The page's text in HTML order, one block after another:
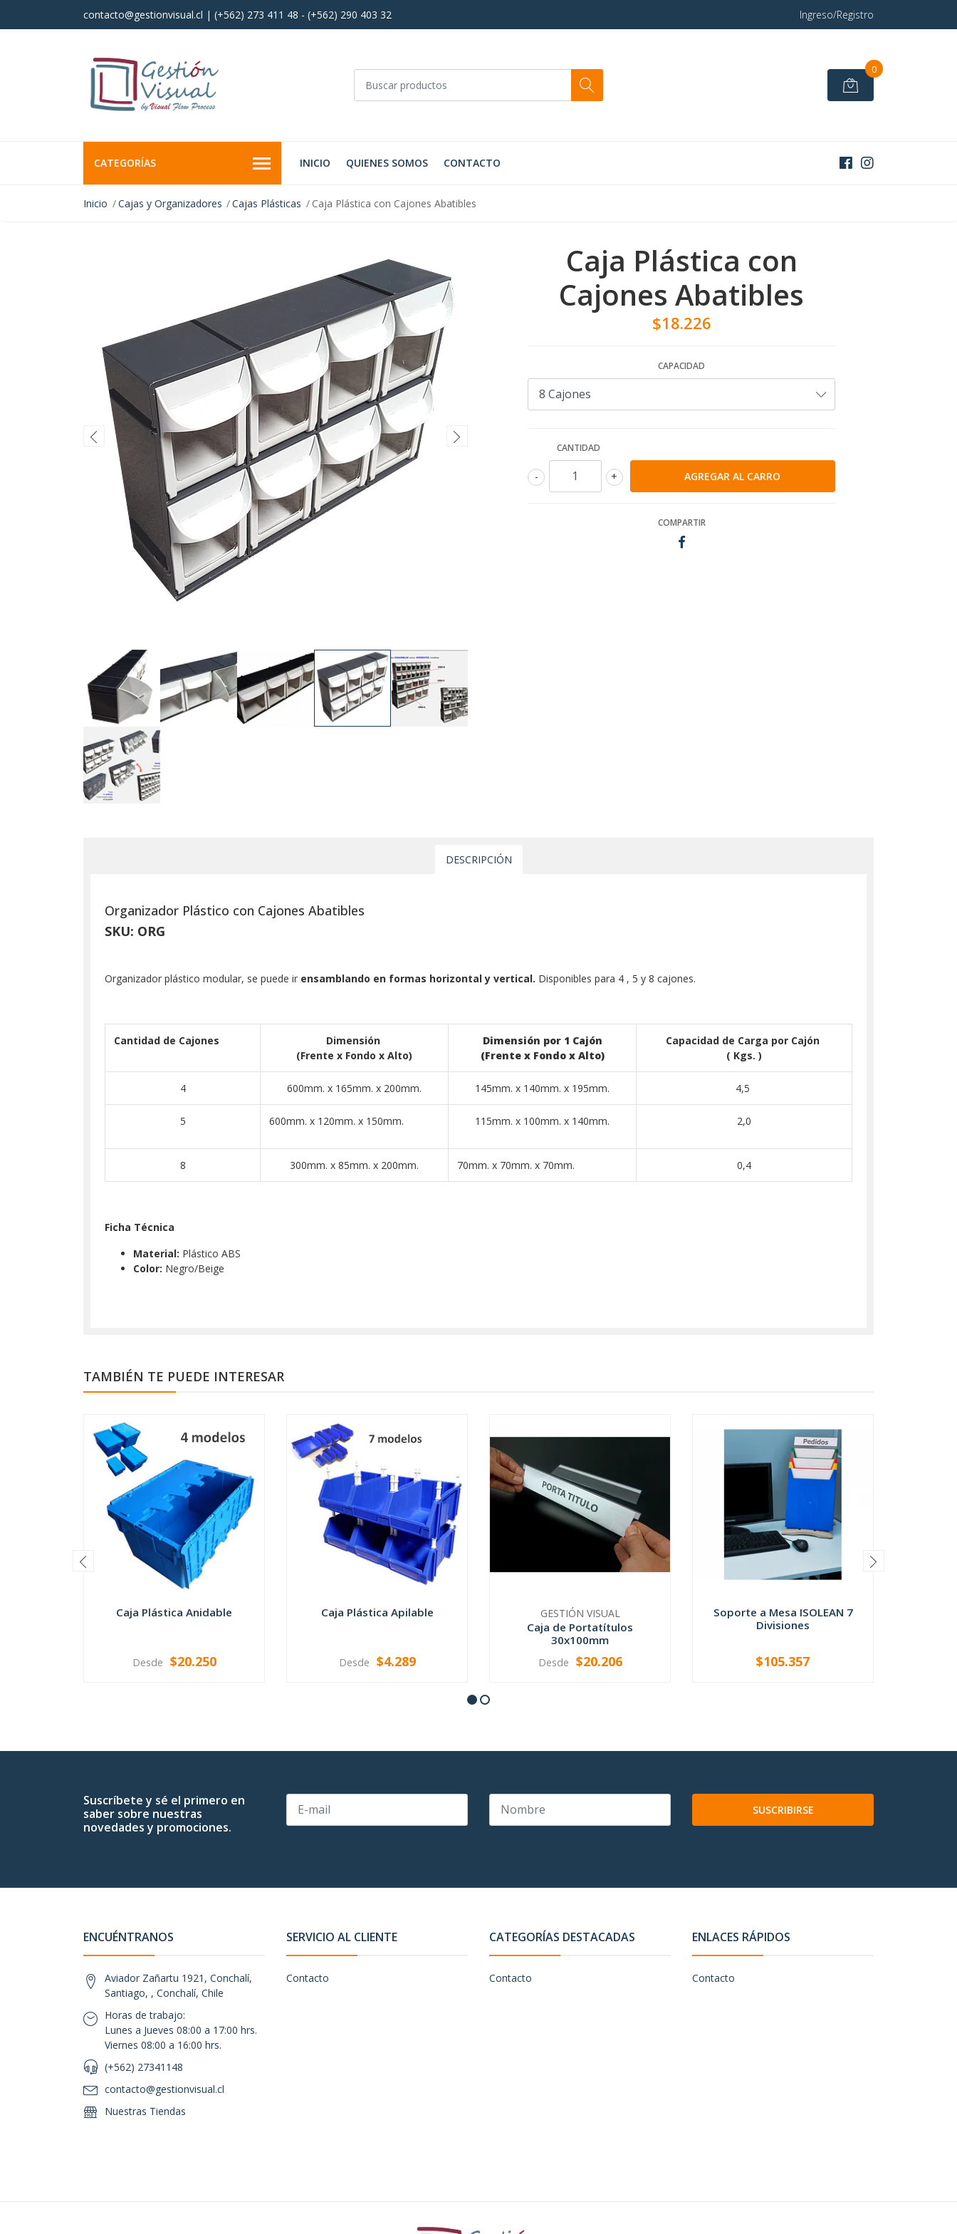
contacto@gestionvisual.cl | (+562) 273 411 48 - (+562) 290 403 32 Ingreso/Registro
0
CATEGORÍAS INICIO QUIENES SOMOS CONTACTO
Inicio Cajas y Organizadores Cajas Plásticas Caja Plástica con Cajones Abatibles
Caja Plástica con
Cajones Abatibles
$18.226
CAPACIDAD
CANTIDAD
+
-
COMPARTIR
DESCRIPCIÓN
Organizador Plástico con Cajones Abatibles
SKU: ORG
Organizador plástico modular, se puede ir ensamblando en formas horizontal y vertical. Disponibles para 4 , 5 y 8 cajones.
Cantidad de Cajones
Dimensión
(Frente x Fondo x Alto)
Dimensión por 1 Cajón
(Frente x Fondo x Alto)
Capacidad de Carga por Cajón
( Kgs. )
4 600mm. x 165mm. x 200mm. 145mm. x 140mm. x 195mm. 4,5
5 600mm. x 120mm. x 150mm. 115mm. x 100mm. x 140mm. 2,0
8 300mm. x 85mm. x 200mm. 70mm. x 70mm. x 70mm. 0,4
Ficha Técnica
Material: Plástico ABS
Color: Negro/Beige
TAMBIÉN TE PUEDE INTERESAR
Caja Plástica Anidable
VER OPCIONES
Desde $20.250
Caja Plástica Apilable
VER OPCIONES
Desde $4.289
GESTIÓN VISUAL
Caja de Portatítulos
30x100mm
VER OPCIONES
Desde $20.206
Soporte a Mesa ISOLEAN 7
Divisiones
+
$105.357
Suscríbete y sé el primero en
saber sobre nuestras
novedades y promociones.
SUSCRIBIRSE
ENCUÉNTRANOS
Aviador Zañartu 1921, Conchalí,
Santiago, , Conchalí, Chile
Horas de trabajo:
Lunes a Jueves 08:00 a 17:00 hrs.
Viernes 08:00 a 16:00 hrs.
(+562) 27341148
contacto@gestionvisual.cl
Nuestras Tiendas
SERVICIO AL CLIENTE
Contacto
CATEGORÍAS DESTACADAS
Contacto
ENLACES RÁPIDOS
Contacto